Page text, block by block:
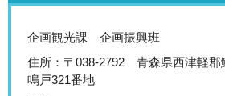
企画観光課 企画振興班
住所：〒038-2792 青森県西津軽郡
鳴戸321番地